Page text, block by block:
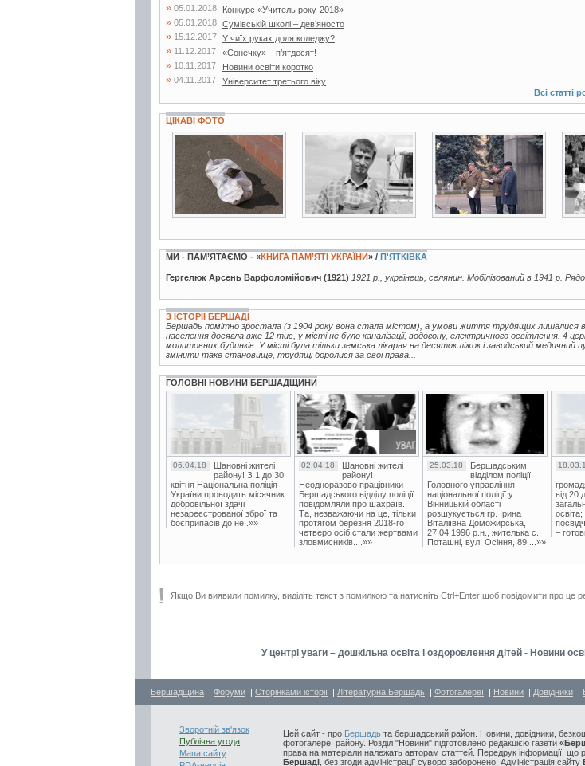
» 05.01.2018 Конкурс «Учитель року-2018»
» 05.01.2018 Сумівській школі – дев’яносто
» 15.12.2017 У чиїх руках доля коледжу?
» 11.12.2017 «Сонечку» – п’ятдесят!
» 10.11.2017 Новини освіти коротко
» 04.11.2017
Університет третього віку
Всі статті
ЦІКАВІ ФОТО
3 фото
МИ - ПАМ’ЯТАЄМО - «КНИГА ПАМ’ЯТІ УКРАЇНИ» / П'ЯТКІВКА
Гергелюк Арсень Варфоломійович (1921) 1921 р., українець, селянин. Мобілізований в 1941 р.
З ІСТОРІЇ БЕРШАДІ
Бершадь помітно зростала (з 1904 року вона стала містом), а умови життя трудящих лишалися
населення досягла вже 12 тис, у місті не було каналізації, водогону, електричного освітлення. 4
молитовних будинків. У місті була тільки земська лікарня на десяток ліжок і заводський медичний
змінити таке становище, трудящі боролися за свої права...
ГОЛОВНІ НОВИНИ БЕРШАДЩИНИ
06.04.18
Шановні жителі
району! З 1 до 30
квітня Національна поліція
України проводить місячник
добровільної здачі
незареєстрованої зброї та
боєприпасів до неї.»»
02.04.18
Шановні жителі
району!
Неодноразово працівники
Бершадського відділу поліції
повідомляли про шахраїв.
Та, незважаючи на це, тільки
протягом березня 2018-го
четверо осіб стали жертвами
зловмисників....»»
25.03.18
Бершадським
відділом поліції
Головного управління
національної поліції у
Вінницькій області
розшукується гр. Ірина
Віталіївна Доможирська,
27.04.1996 р.н., жителька с.
Поташні, вул. Осіння, 89,...»»
від 20
–
Якщо Ви виявили помилку, виділіть текст з помилкою та натисніть Ctrl+Enter щоб повідомити про це
У центрі уваги – дошкільна освіта і оздоровлення дітей - Новини
Бершадщина | Форуми | Сторінками історії | Літературна Бершадь | Фотогалереї | Новини | Довідники |
Зворотній зв'язок
Публічна угода
Мапа сайту
Цей сайт - про Бершадь та бершадський район. Новини, довідники,
фотогалереї району. Розділ "Новини" підготовлено редакцією газети
права на матеріали належать авторам статтей. Передрук інформації, що
Бершаді , без згоди адміністрації суворо заборонено. Адміністрація сайту